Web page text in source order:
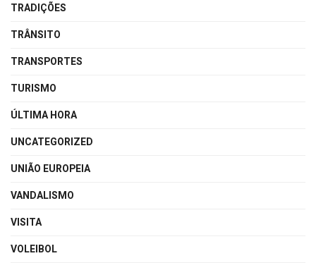
TRADIÇÕES
TRÂNSITO
TRANSPORTES
TURISMO
ÚLTIMA HORA
UNCATEGORIZED
UNIÃO EUROPEIA
VANDALISMO
VISITA
VOLEIBOL